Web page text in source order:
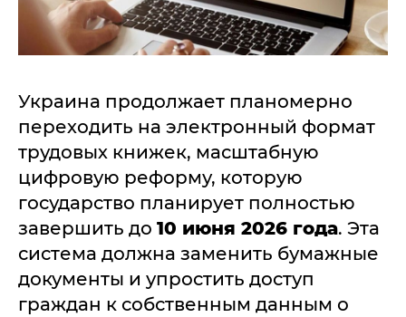
Украина продолжает планомерно
переходить на электронный формат
трудовых книжек, масштабную
цифровую реформу, которую
государство планирует полностью
завершить до 10 июня 2026 года. Эта
система должна заменить бумажные
документы и упростить доступ
граждан к собственным данным о